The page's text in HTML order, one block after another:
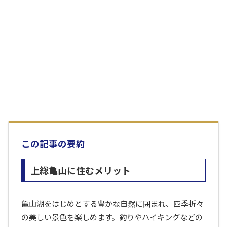
この記事の要約
上総亀山に住むメリット
亀山湖をはじめとする豊かな自然に囲まれ、四季折々
の美しい景色を楽しめます。釣りやハイキングなどの